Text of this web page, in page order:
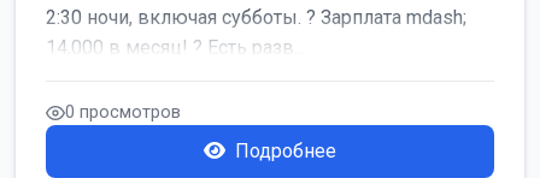
2:30 ночи, включая субботы. ? Зарплата mdash;
14,000 в месяц! ? Есть разв...
0 просмотров
Подробнее